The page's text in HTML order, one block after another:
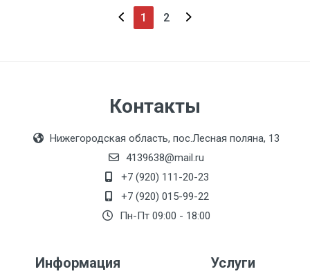
1 2
Контакты
Нижегородская область, пос.Лесная поляна, 13
4139638@mail.ru
+7 (920) 111-20-23
+7 (920) 015-99-22
Пн-Пт 09:00 - 18:00
Информация Услуги